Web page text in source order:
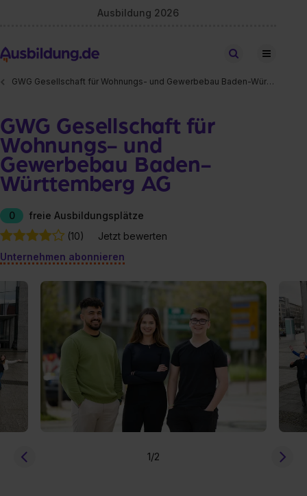
Ausbildung 2026
Stellen finden
GWG Gesellschaft für Wohnungs- und Gewerbebau Baden-Württemberg AG
GWG Gesellschaft für
Wohnungs- und
Gewerbebau Baden-
Württemberg AG
0
freie Ausbildungsplätze
(10)
Jetzt bewerten
Unternehmen abonnieren
1/2